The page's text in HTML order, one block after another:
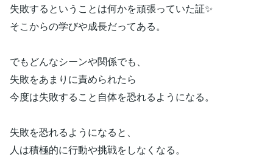
失敗するということは何かを頑張っていた証✨
そこからの学びや成長だってある。
でもどんなシーンや関係でも、
失敗をあまりに責められたら
今度は失敗すること自体を恐れるようになる。
失敗を恐れるようになると、
人は積極的に行動や挑戦をしなくなる。